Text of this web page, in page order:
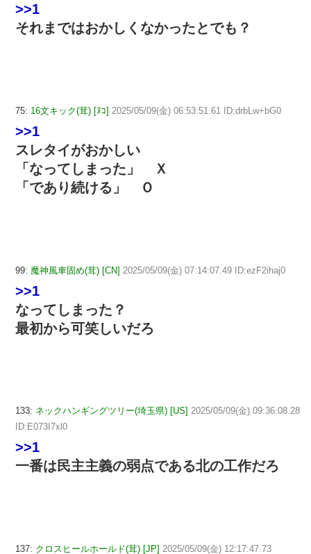
>>1
それまではおかしくなかったとでも？
75: 16文キック(茸) [ﾇｺ] 2025/05/09(金) 06:53:51.61 ID:drbLw+bG0
>>1
スレタイがおかしい
「なってしまった」 Ｘ
「であり続ける」 Ｏ
99: 魔神風車固め(茸) [CN] 2025/05/09(金) 07:14:07.49 ID:ezF2ihaj0
>>1
なってしまった？
最初から可笑しいだろ
133: ネックハンギングツリー(埼玉県) [US] 2025/05/09(金) 09:36:08.28
ID:E073I7xl0
>>1
一番は民主主義の弱点である北の工作だろ
137: クロスヒールホールド(茸) [JP] 2025/05/09(金) 12:17:47.73